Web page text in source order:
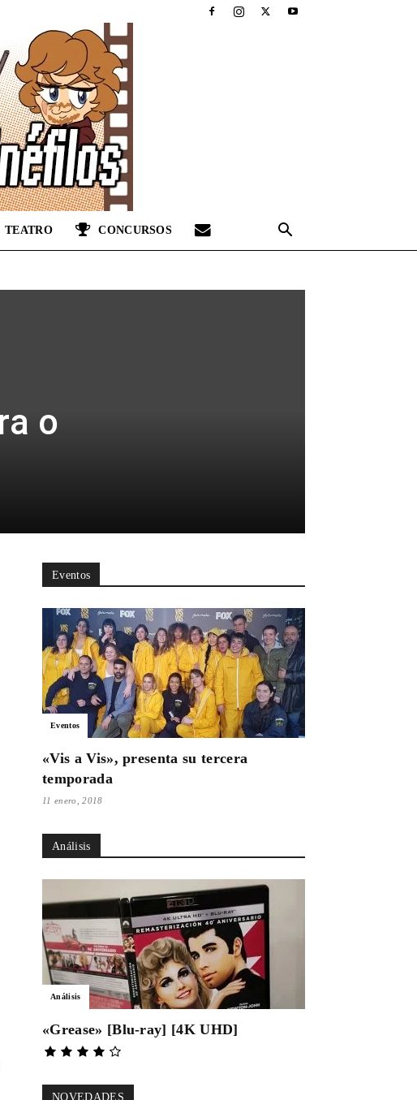
TEATRO CONCURSOS
o
Eventos
Eventos
«Vis a Vis», presenta su tercera
temporada
11 enero, 2018
Análisis
Análisis
«Grease» [Blu-ray] [4K UHD]
NOVEDADES